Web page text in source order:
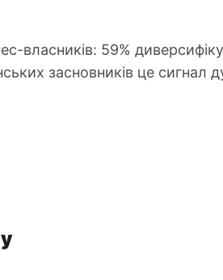
власників: 59%
засновників це сигнал